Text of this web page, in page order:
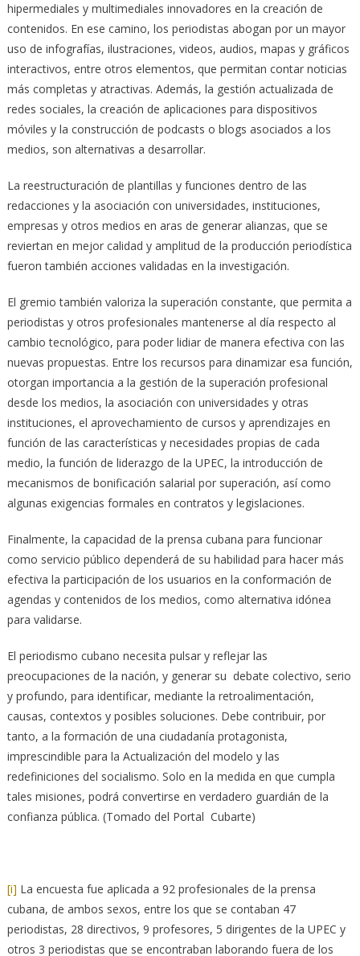
hipermediales y multimediales innovadores en la creación de
contenidos. En ese camino, los periodistas abogan por un mayor
uso de infografías, ilustraciones, videos, audios, mapas y gráficos
interactivos, entre otros elementos, que permitan contar noticias
más completas y atractivas. Además, la gestión actualizada de
redes sociales, la creación de aplicaciones para dispositivos
móviles y la construcción de podcasts o blogs asociados a los
medios, son alternativas a desarrollar.
La reestructuración de plantillas y funciones dentro de las
redacciones y la asociación con universidades, instituciones,
empresas y otros medios en aras de generar alianzas, que se
reviertan en mejor calidad y amplitud de la producción periodística
fueron también acciones validadas en la investigación.
El gremio también valoriza la superación constante, que permita a
periodistas y otros profesionales mantenerse al día respecto al
cambio tecnológico, para poder lidiar de manera efectiva con las
nuevas propuestas. Entre los recursos para dinamizar esa función,
otorgan importancia a la gestión de la superación profesional
desde los medios, la asociación con universidades y otras
instituciones, el aprovechamiento de cursos y aprendizajes en
función de las características y necesidades propias de cada
medio, la función de liderazgo de la UPEC, la introducción de
mecanismos de bonificación salarial por superación, así como
algunas exigencias formales en contratos y legislaciones.
Finalmente, la capacidad de la prensa cubana para funcionar
como servicio público dependerá de su habilidad para hacer más
efectiva la participación de los usuarios en la conformación de
agendas y contenidos de los medios, como alternativa idónea
para validarse.
El periodismo cubano necesita pulsar y reflejar las
preocupaciones de la nación, y generar su debate colectivo, serio
y profundo, para identificar, mediante la retroalimentación,
causas, contextos y posibles soluciones. Debe contribuir, por
tanto, a la formación de una ciudadanía protagonista,
imprescindible para la Actualización del modelo y las
redefiniciones del socialismo. Solo en la medida en que cumpla
tales misiones, podrá convertirse en verdadero guardián de la
confianza pública. (Tomado del Portal Cubarte)
[i] La encuesta fue aplicada a 92 profesionales de la prensa
cubana, de ambos sexos, entre los que se contaban 47
periodistas, 28 directivos, 9 profesores, 5 dirigentes de la UPEC y
otros 3 periodistas que se encontraban laborando fuera de los